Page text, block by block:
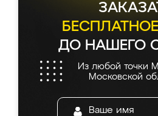
ДО НАШЕГО
Из любой точки
Московской